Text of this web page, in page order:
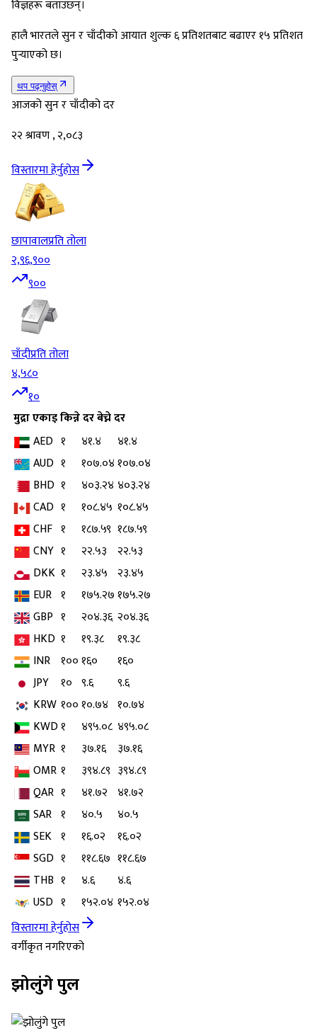
विज्ञहरू बताउँछन्।
हालै भारतले सुन र चाँदीको आयात शुल्क ६ प्रतिशतबाट बढाएर १५ प्रतिशत
पुर्‍याएको छ।
थप पढ्नुहोस्
आजको सुन र चाँदीको दर
२२ श्रावण , २,०८३
विस्तारमा हेर्नुहोस
छापावालप्रति तोला
२,९६,९००
९००
चाँदीप्रति तोला
४,५८०
१०
मुद्राएकाइकिन्ने दरबेच्ने दर
AED १ ४१.४
४१.४
AUD १ १०७.०४१०७.०४
BHD १ ४०३.२४ ४०३.२४
CAD १ १०८.४५ १०८.४५
CHF १ १८७.५९ १८७.५९
CNY १ २२.५३
२२.५३
DKK १ २३.४५ २३.४५
EUR १ १७५.२७१७५.२७
GBP १ २०४.३६ २०४.३६
HKD १ १९.३८
१९.३८
INR १००१६०
१६०
JPY
१० ९.६
९.६
KRW १००१०.७४ १०.७४
KWD१ ४९५.०८ ४९५.०८
MYR १ ३७.१६
३७.१६
OMR १ ३९४.८९ ३९४.८९
QAR १ ४१.७२ ४१.७२
SAR १ ४०.५
४०.५
SEK १ १६.०२
१६.०२
SGD १ ११८.६७ ११८.६७
THB १ ४.६
४.६
USD १ १५२.०४ १५२.०४
विस्तारमा हेर्नुहोस
वर्गीकृत नगरिएको
झोलुंगे पुल